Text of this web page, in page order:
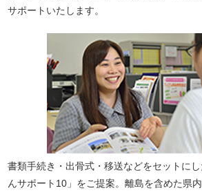
サポートいたします。
書類手続き・出骨式・移送などをセットに
んサポート10」をご提案。離島を含めた県